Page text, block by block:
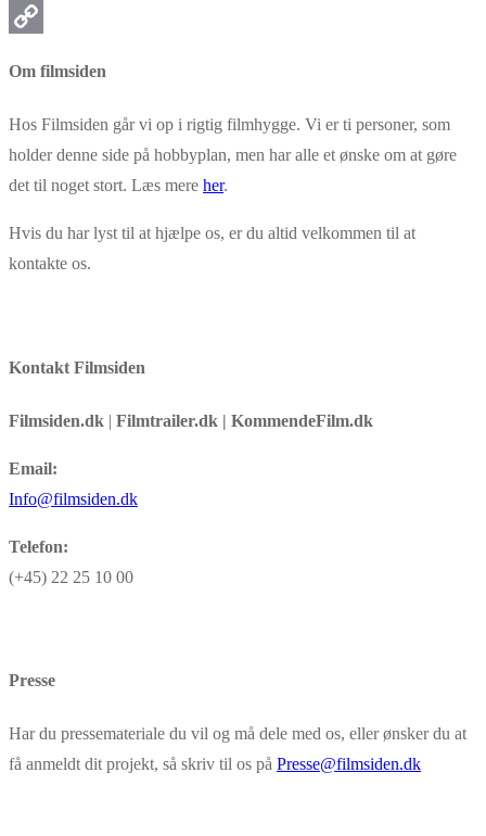
Email
Om filmsiden
Hos Filmsiden går vi op i rigtig filmhygge. Vi er ti personer, som
holder denne side på hobbyplan, men har alle et ønske om at gøre
det til noget stort. Læs mere her.
Hvis du har lyst til at hjælpe os, er du altid velkommen til at
kontakte os.
Kontakt Filmsiden
Filmsiden.dk | Filmtrailer.dk | KommendeFilm.dk
Email:
Info@filmsiden.dk
Telefon:
(+45) 22 25 10 00
Presse
Har du pressemateriale du vil og må dele med os, eller ønsker du at
få anmeldt dit projekt, så skriv til os på Presse@filmsiden.dk